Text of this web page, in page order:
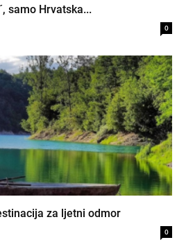
samo Hrvatska...
0
za ljetni odmor
0